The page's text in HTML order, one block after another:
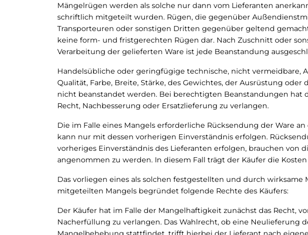
Mängelrügen werden als solche nur dann vom Lieferanten
schriftlich mitgeteilt wurden. Rügen, die gegenüber
Transporteuren oder sonstigen Dritten gegenüber geltend
keine form- und fristgerechten Rügen dar. Nach Zuschnitt oder
Verarbeitung der gelieferten Ware ist jede Beanstandung
Handelsübliche oder geringfügige technische, nicht vermeidbare,
Qualität, Farbe, Breite, Stärke, des Gewichtes, der Ausrüstung oder
nicht beanstandet werden. Bei berechtigten Beanstandungen hat
Recht, Nachbesserung oder Ersatzlieferung zu verlangen.
Die im Falle eines Mangels erforderliche Rücksendung der Ware
kann nur mit dessen vorherigen Einverständnis erfolgen.
vorheriges Einverständnis des Lieferanten erfolgen, brauchen von
angenommen zu werden. In diesem Fall trägt der Käufer die
Das vorliegen eines als solchen festgestellten und durch wirksame
mitgeteilten Mangels begründet folgende Rechte des Käufers:
Der Käufer hat im Falle der Mangelhaftigkeit zunächst das Recht,
Nacherfüllung zu verlangen. Das Wahlrecht, ob eine Neulieferung